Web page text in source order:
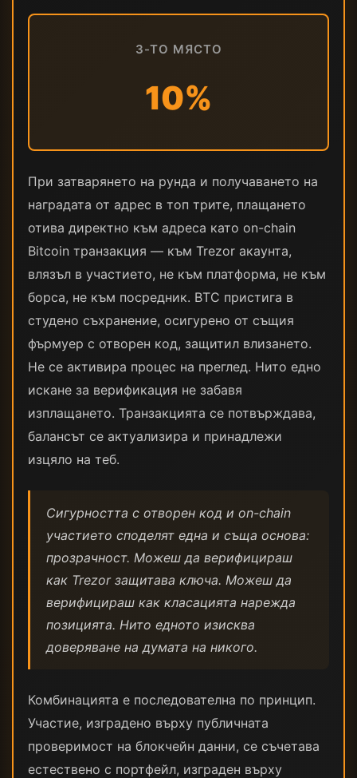
3-ТО МЯСТО
10%
При затварянето на рунда и получаването на
наградата от адрес в топ трите, плащането
отива директно към адреса като on-chain
Bitcoin транзакция — към Trezor акаунта,
влязъл в участието, не към платформа, не към
борса, не към посредник. BTC пристига в
студено съхранение, осигурено от същия
фърмуер с отворен код, защитил влизането.
Не се активира процес на преглед. Нито едно
искане за верификация не забавя
изплащането. Транзакцията се потвърждава,
балансът се актуализира и принадлежи
изцяло на теб.
Сигурността с отворен код и on-chain
участието споделят една и съща основа:
прозрачност. Можеш да верифицираш
как Trezor защитава ключа. Можеш да
верифицираш как класацията нарежда
позицията. Нито едното изисква
доверяване на думата на никого.
Комбинацията е последователна по принцип.
Участие, изградено върху публичната
проверимост на блокчейн данни, се съчетава
естествено с портфейл, изграден върху